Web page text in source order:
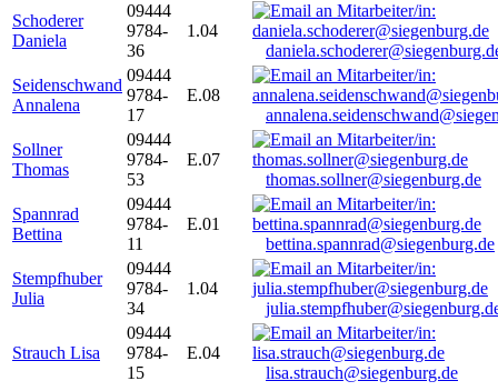
Schoderer
Daniela
09444
9784-
36
1.04
Seidenschwand
Annalena
09444
9784-
17
E.08
Sollner
Thomas
09444
9784-
53
E.07
thomas.sollner@siegenburg.de
Spannrad
Bettina
09444
9784-
11
E.01
bettina.spannrad@siegenburg.de
Stempfhuber
Julia
09444
9784-
34
1.04
Strauch Lisa
09444
9784-
15
E.04
lisa.strauch@siegenburg.de